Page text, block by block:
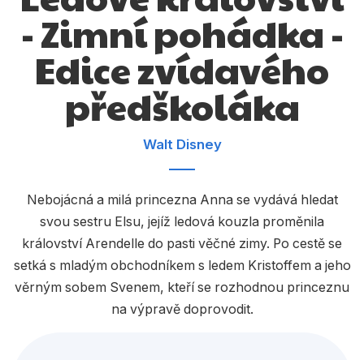
Dárkové publikace
Dárkové zboží
Hobby
Jazyky
Křížovky
Kuchařky
Počítače
Poezie
- Zimní pohádka -
Edice zvídavého
předškoláka
Walt Disney
Nebojácná a milá princezna Anna se vydává hledat
svou sestru Elsu, jejíž ledová kouzla proměnila
království Arendelle do pasti věčné zimy. Po cestě se
setká s mladým obchodníkem s ledem Kristoffem a jeho
věrným sobem Svenem, kteří se rozhodnou princeznu
na výpravě doprovodit.